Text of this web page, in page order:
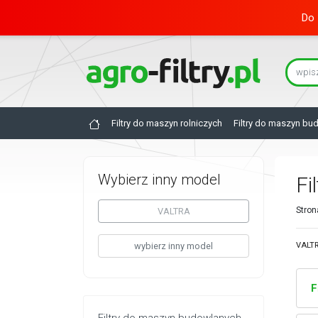
Do
Filtry do maszyn rolniczych Filtry do maszyn
Wybierz inny model
VALTRA
wybierz inny model